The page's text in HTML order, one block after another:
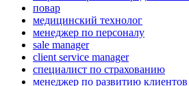
повар
медицинский технолог
менеджер по персоналу
sale manager
client service manager
специалист по страхованию
менеджер по развитию клиентов